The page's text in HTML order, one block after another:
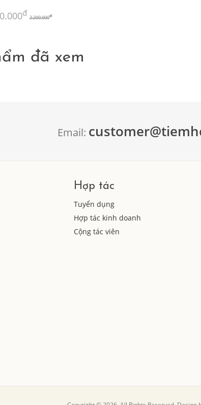
đ 2.200.000đ
đã xem
Email:
Hợp tác
Tuyển dụng
Hợp tác kinh doanh
Cộng tác viên